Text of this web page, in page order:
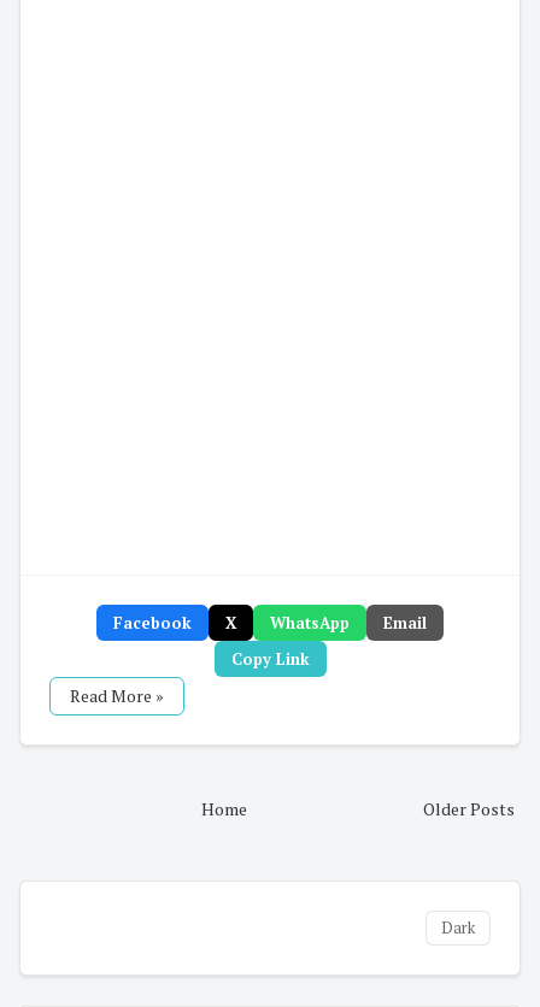
Facebook X WhatsApp
Email
Copy Link
Read More »
Older Posts
Home
Dark